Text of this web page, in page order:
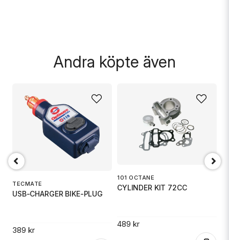
Andra köpte även
TECMATE
USB-CHARGER BIKE-PLUG
389 kr
101 OCTANE
CYLINDER KIT 72CC
489 kr